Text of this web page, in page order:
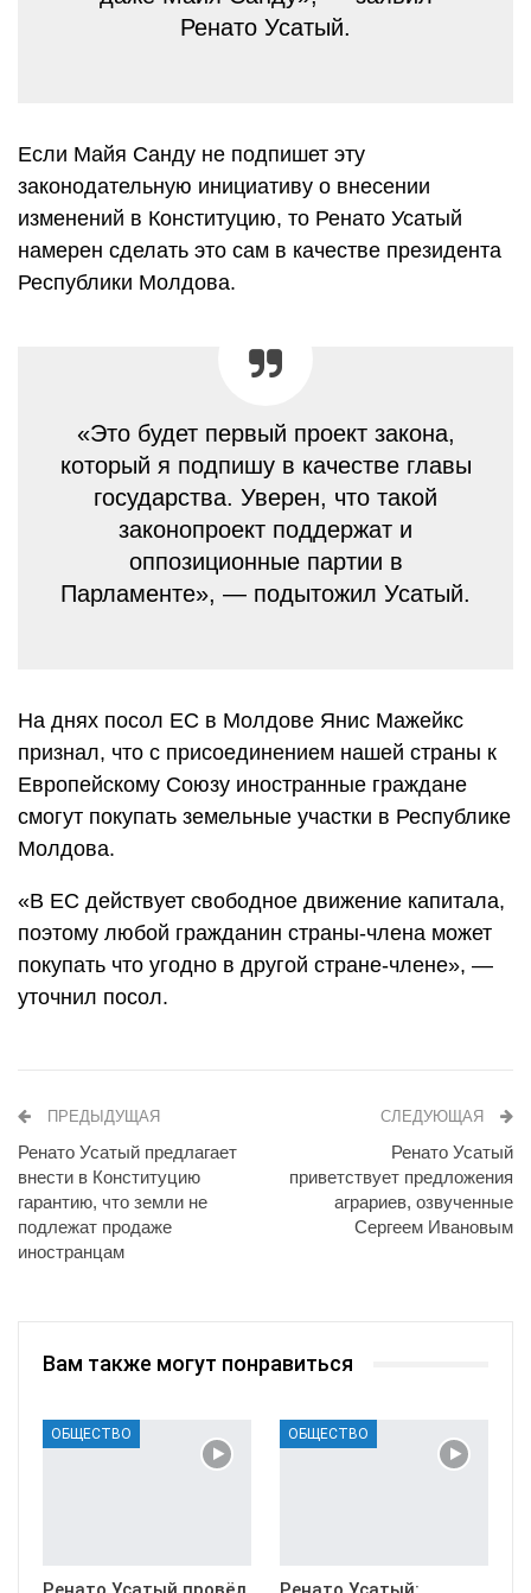
Ренато Усатый.
Если Майя Санду не подпишет эту
законодательную инициативу о внесении
изменений в Конституцию, то Ренато Усатый
намерен сделать это сам в качестве президента
Республики Молдова.
«Это будет первый проект закона,
который я подпишу в качестве главы
государства. Уверен, что такой
законопроект поддержат и
оппозиционные партии в
Парламенте», — подытожил Усатый.
На днях посол ЕС в Молдове Янис Мажейкс
признал, что с присоединением нашей страны к
Европейскому Союзу иностранные граждане
смогут покупать земельные участки в Республике
Молдова.
«В ЕС действует свободное движение капитала,
поэтому любой гражданин страны-члена может
покупать что угодно в другой стране-члене», —
уточнил посол.
ПРЕДЫДУЩАЯ
Ренато Усатый предлагает
внести в Конституцию
гарантию, что земли не
подлежат продаже
иностранцам
СЛЕДУЮЩАЯ
Ренато Усатый
приветствует предложения
аграриев, озвученные
Сергеем Ивановым
Вам также могут понравиться
ОБЩЕСТВО ОБЩЕСТВО